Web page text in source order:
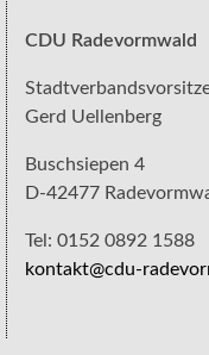
CDU Radevormwald
Gerd Uellenberg
Buschsiepen 4
D-42477
Tel: 0152 0892 1588
kontakt@cdu-